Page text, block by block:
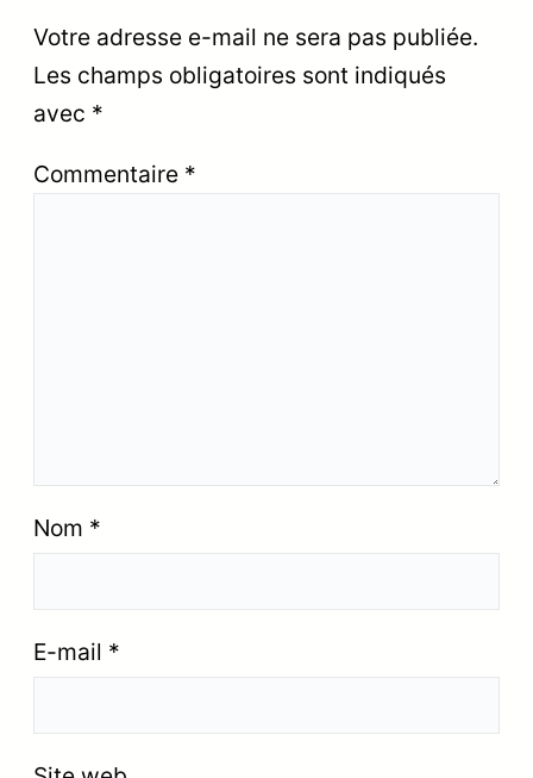
Votre adresse e-mail ne sera pas publiée.
Les champs obligatoires sont indiqués
avec *
Commentaire *
Nom *
E-mail *